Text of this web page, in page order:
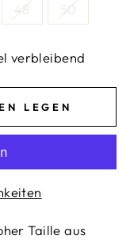
48 50
verbleibend
LEGEN
Taille aus